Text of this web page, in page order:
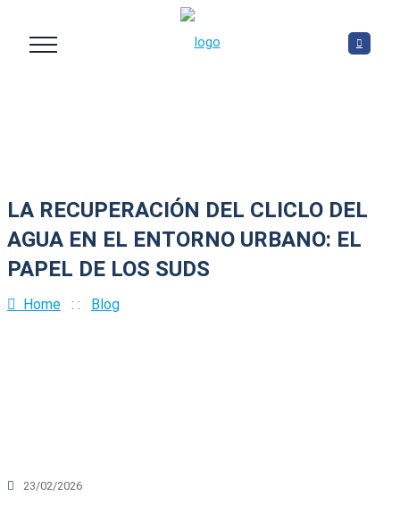
LA RECUPERACIÓN DEL CLICLO DEL
AGUA EN EL ENTORNO URBANO: EL
PAPEL DE LOS SUDS
Home : : Blog
23/02/2026